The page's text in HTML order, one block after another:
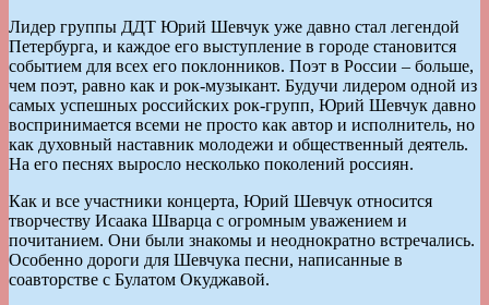
Лидер группы ДДТ Юрий Шевчук уже давно стал легендой
Петербурга, и каждое его выступление в городе становится
событием для всех его поклонников. Поэт в России – больше,
чем поэт, равно как и рок-музыкант. Будучи лидером одной из
самых успешных российских рок-групп, Юрий Шевчук давно
воспринимается всеми не просто как автор и исполнитель, но
как духовный наставник молодежи и общественный деятель.
На его песнях выросло несколько поколений россиян.
Как и все участники концерта, Юрий Шевчук относится
творчеству Исаака Шварца с огромным уважением и
почитанием. Они были знакомы и неоднократно встречались.
Особенно дороги для Шевчука песни, написанные в
соавторстве с Булатом Окуджавой.